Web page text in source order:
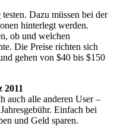
testen. Dazu müssen bei der
hinterlegt werden.
ob und welchen
Die Preise richten sich
gehen von $40 bis $150
auch alle anderen User –
Einfach bei
und Geld sparen.